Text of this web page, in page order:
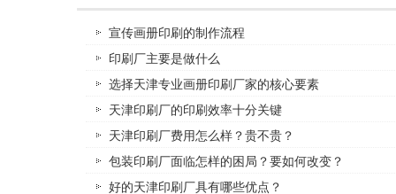
宣传画册印刷的制作流程
印刷厂主要是做什么
选择天津专业画册印刷厂家的核心要素
天津印刷厂的印刷效率十分关键
天津印刷厂费用怎么样？贵不贵？
包装印刷厂面临怎样的困局？要如何改变？
好的天津印刷厂具有哪些优点？